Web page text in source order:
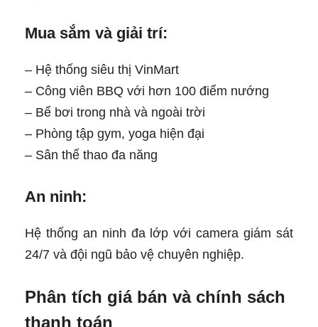
Mua sắm và giải trí:
– Hệ thống siêu thị VinMart
– Công viên BBQ với hơn 100 điểm nướng
– Bể bơi trong nhà và ngoài trời
– Phòng tập gym, yoga hiện đại
– Sân thể thao đa năng
An ninh:
Hệ thống an ninh đa lớp với camera giám sát
24/7 và đội ngũ bảo vệ chuyên nghiệp.
Phân tích giá bán và chính sách
thanh toán